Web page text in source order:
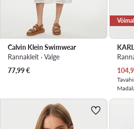
Calvin Klein Swimwear
Rannakleit · Valge
77,99€